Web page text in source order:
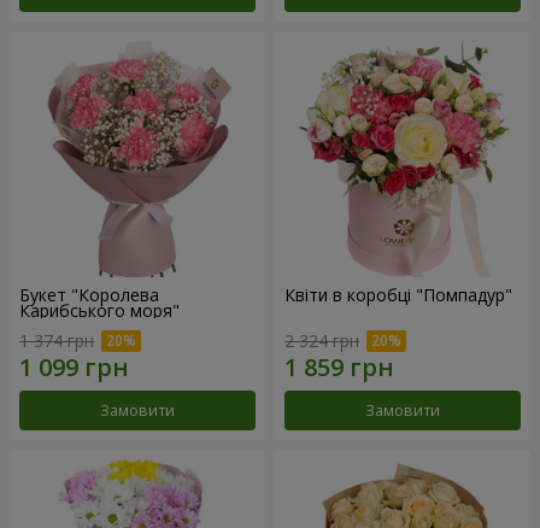
Букет "Королева
Карибського моря"
1 374 грн
Замовити
Квіти в коробці "Помпадур"
2 324 грн
Замовити